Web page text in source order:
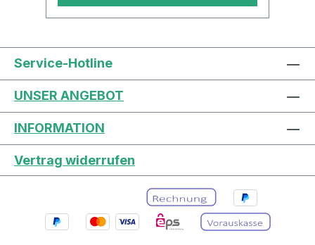
Service-Hotline
UNSER ANGEBOT
INFORMATION
Vertrag widerrufen